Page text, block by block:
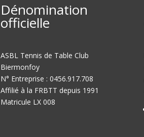
Dénomination
officielle
ASBL Tennis de Table Club
Biermonfoy
N° Entreprise : 0456.917.708
Affilié à la FRBTT depuis 1991
Matricule LX 008